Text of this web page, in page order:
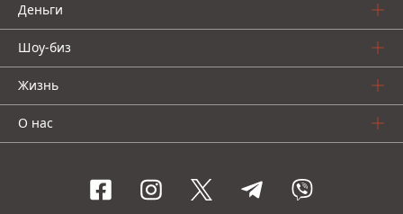
Деньги
Шоу-биз
Жизнь
О нас